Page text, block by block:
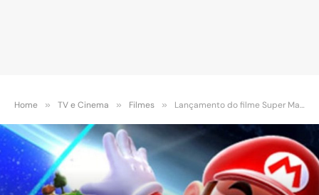
Home » TV e Cinema » Filmes » Lançamento do filme Super Mario é confirmado para 2022